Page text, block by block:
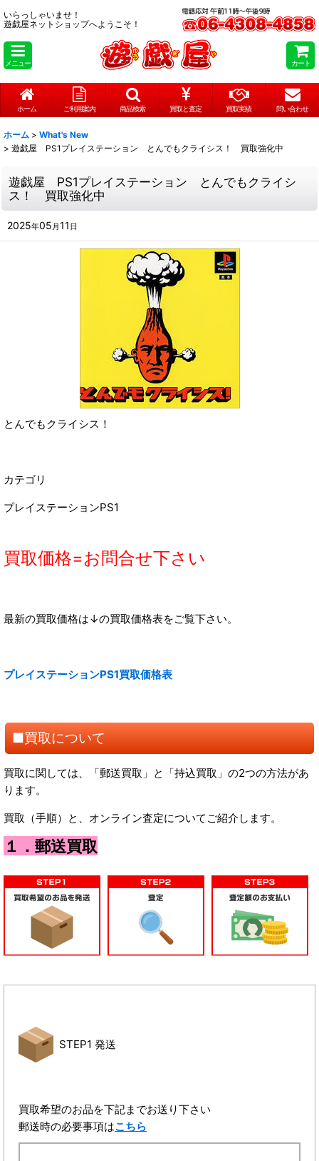
いらっしゃいませ！
遊戯屋ネットショップへようこそ！
メニュー カート
ホーム ご利用案内 商品検索 買取と査定 買取実績 問い合わせ
ホーム > What's New
> 遊戯屋 PS1プレイステーション とんでもクライシス！ 買取強化中
遊戯屋 PS1プレイステーション とんでもクライシ
ス！ 買取強化中
2025年05 月11 日
とんでもクライシス！
カテゴリ
プレイステーションPS1
買取価格=お問合せ下さい
最新の買取価格は↓の買取価格表をご覧下さい。
プレイステーションPS1買取価格表
■買取について
買取に関しては、「郵送買取」と「持込買取」の2つの方法があ
ります。
買取（手順）と、オンライン査定についてご紹介します。
１．郵送買取
STEP1 発送
買取希望のお品を下記までお送り下さい
郵送時の必要事項はこちら